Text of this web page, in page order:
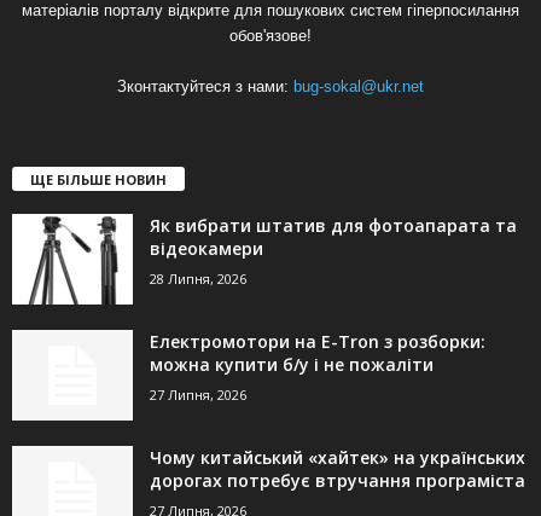
матеріалів порталу відкрите для пошукових систем гіперпосилання
обов'язове!
Зконтактуйтеся з нами: bug-sokal@ukr.net
ЩЕ БІЛЬШЕ НОВИН
Як вибрати штатив для фотоапарата та
відеокамери
28 Липня, 2026
Електромотори на E-Tron з розборки:
можна купити б/у і не пожаліти
27 Липня, 2026
Чому китайський «хайтек» на українських
дорогах потребує втручання програміста
27 Липня, 2026